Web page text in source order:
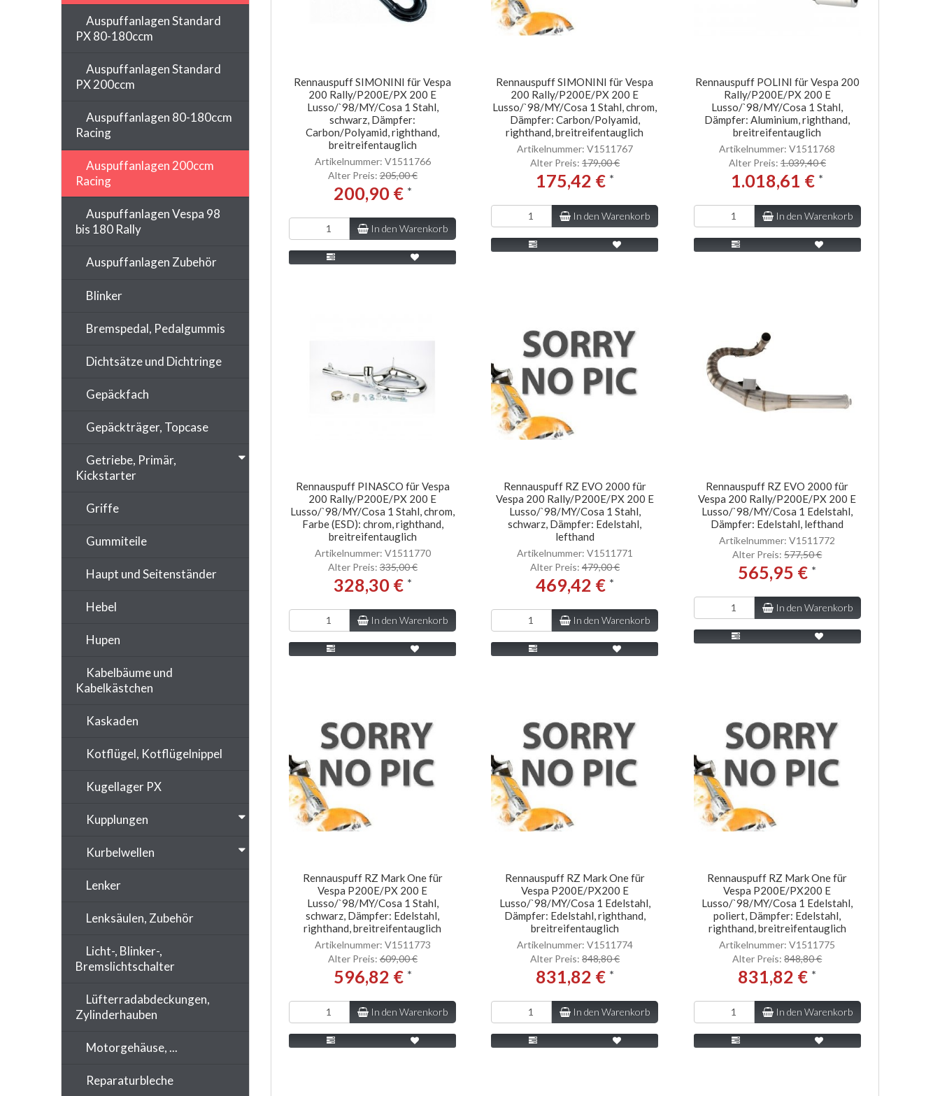
Rennauspuff SIMONINI für Vespa
200 Rally/P200E/PX 200 E
Lusso/`98/MY/Cosa 1 Stahl,
schwarz, Dämpfer:
Carbon/Polyamid, righthand,
breitreifentauglich
Artikelnummer: V1511766
Alter Preis:205,00 €
200,90 € *
In den Warenkorb
Rennauspuff SIMONINI für Vespa
200 Rally/P200E/PX 200 E
Lusso/`98/MY/Cosa 1 Stahl, chrom,
Dämpfer: Carbon/Polyamid,
righthand, breitreifentauglich
Artikelnummer: V1511767
Alter Preis: 179,00 €
175,42 € *
In den Warenkorb
Rennauspuff POLINI für Vespa 200
Rally/P200E/PX 200 E
Lusso/`98/MY/Cosa 1 Stahl,
Dämpfer: Aluminium, righthand,
breitreifentauglich
Artikelnummer: V1511768
Alter Preis:1.039,40 €
1.018,61 € *
In den Warenkorb
Rennauspuff PINASCO für Vespa
200 Rally/P200E/PX 200 E
Lusso/`98/MY/Cosa 1 Stahl, chrom,
Farbe (ESD): chrom, righthand,
breitreifentauglich
Artikelnummer: V1511770
Alter Preis:335,00 €
328,30 € *
In den Warenkorb
Rennauspuff RZ EVO 2000 für
Vespa 200 Rally/P200E/PX 200 E
Lusso/`98/MY/Cosa 1 Stahl,
schwarz, Dämpfer: Edelstahl,
lefthand
Artikelnummer: V1511771
Alter Preis: 479,00 €
469,42 € *
In den Warenkorb
Rennauspuff RZ EVO 2000 für
Vespa 200 Rally/P200E/PX 200 E
Lusso/`98/MY/Cosa 1 Edelstahl,
Dämpfer: Edelstahl, lefthand
Artikelnummer: V1511772
Alter Preis:577,50 €
565,95 € *
In den Warenkorb
Rennauspuff RZ Mark One für
Vespa P200E/PX 200 E
Lusso/`98/MY/Cosa 1 Stahl,
schwarz, Dämpfer: Edelstahl,
righthand, breitreifentauglich
Artikelnummer: V1511773
Alter Preis:609,00 €
596,82 € *
In den Warenkorb
Rennauspuff RZ Mark One für
Vespa P200E/PX200 E
Lusso/`98/MY/Cosa 1 Edelstahl,
Dämpfer: Edelstahl, righthand,
breitreifentauglich
Artikelnummer: V1511774
Alter Preis: 848,80 €
831,82 € *
In den Warenkorb
Rennauspuff RZ Mark One für
Vespa P200E/PX200 E
Lusso/`98/MY/Cosa 1 Edelstahl,
poliert, Dämpfer: Edelstahl,
righthand, breitreifentauglich
Artikelnummer: V1511775
Alter Preis:848,80 €
831,82 € *
In den Warenkorb
Auspuffanlagen Standard
PX 80-180ccm
Auspuffanlagen Standard
PX 200ccm
Auspuffanlagen 80-180ccm
Racing
Auspuffanlagen 200ccm
Racing
Auspuffanlagen Vespa 98
bis 180 Rally
Auspuffanlagen Zubehör
Blinker
Bremspedal, Pedalgummis
Dichtsätze und Dichtringe
Gepäckfach
Gepäckträger, Topcase
Getriebe, Primär,
Kickstarter
Griffe
Gummiteile
Haupt und Seitenständer
Hebel
Hupen
Kabelbäume und
Kabelkästchen
Kaskaden
Kotflügel, Kotflügelnippel
Kugellager PX
Kupplungen
Kurbelwellen
Lenker
Lenksäulen, Zubehör
Licht-, Blinker-,
Bremslichtschalter
Lüfterradabdeckungen,
Zylinderhauben
Motorgehäuse, ...
Reparaturbleche